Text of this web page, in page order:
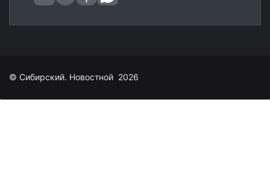
© Сибирский. Новостной 2026